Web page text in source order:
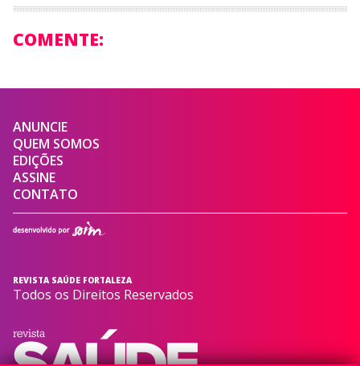
COMENTE:
ANUNCIE
QUEM SOMOS
EDIÇÕES
ASSINE
CONTATO
REVISTA SAÚDE FORTALEZA
Todos os Direitos Reservados